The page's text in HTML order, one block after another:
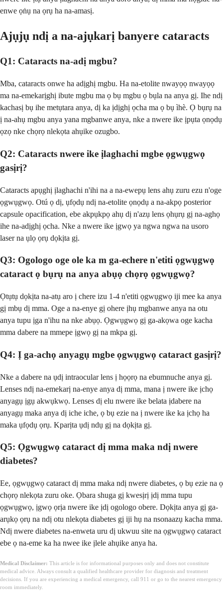
enwe ọṅụ na ọrụ ha na-amasị.
Ajụjụ ndị a na-ajụkarị banyere cataracts
Q1: Cataracts na-adị mgbu?
Mba, cataracts onwe ha adịghị mgbu. Ha na-etolite nwayọọ nwayọọ
ma na-emekarịghị ibute mgbu ma ọ bụ mgbu ọ bụla na anya gị. Ihe ndị
kachasị bụ ihe metụtara anya, dị ka ịdịghị ọcha ma ọ bụ ìhè. Ọ bụrụ na
ị na-ahụ mgbu anya yana mgbanwe anya, nke a nwere ike ịpụta ọnọdụ
ọzọ nke chọrọ nlekọta ahụike ozugbo.
Q2: Cataracts nwere ike ịlaghachi mgbe ọgwụgwọ
gasịrị?
Cataracts apụghị ịlaghachi n'ihi na a na-ewepụ lens ahụ zuru ezu n'oge
ọgwụgwọ. Otú ọ dị, ụfọdụ ndị na-etolite ọnọdụ a na-akpọ posterior
capsule opacification, ebe akpụkpọ ahụ dị n'azụ lens ọhụrụ gị na-aghọ
ihe na-adịghị ọcha. Nke a nwere ike ịgwọ ya ngwa ngwa na usoro
laser na ụlọ ọrụ dọkịta gị.
Q3: Ogologo oge ole ka m ga-echere n'etiti ọgwụgwọ
cataract ọ bụrụ na anya abụọ chọrọ ọgwụgwọ?
Ọtụtụ dọkịta na-atụ aro ị chere izu 1-4 n'etiti ọgwụgwọ iji mee ka anya
gị mbụ dị mma. Oge a na-enye gị ohere ịhụ mgbanwe anya na otu
anya tupu ịga n'ihu na nke abụọ. Ọgwụgwọ gị ga-akọwa oge kacha
mma dabere na mmepe ịgwọ gị na mkpa gị.
Q4: Ị ga-achọ anyagụ mgbe ọgwụgwọ cataract gasịrị?
Nke a dabere na ụdị intraocular lens ị họọrọ na ebumnuche anya gị.
Lenses ndị na-emekarị na-enye anya dị mma, mana ị nwere ike ịchọ
anyagụ ịgụ akwụkwọ. Lenses dị elu nwere ike belata ịdabere na
anyagụ maka anya dị iche iche, ọ bụ ezie na ị nwere ike ka ịchọ ha
maka ụfọdụ ọrụ. Kparịta ụdị ndụ gị na dọkịta gị.
Q5: Ọgwụgwọ cataract dị mma maka ndị nwere
diabetes?
Ee, ọgwụgwọ cataract dị mma maka ndị nwere diabetes, ọ bụ ezie na ọ
chọrọ nlekọta zuru oke. Ọbara shuga gị kwesịrị ịdị mma tupu
ọgwụgwọ, ịgwọ ọrịa nwere ike ịdị ogologo obere. Dọkịta anya gị ga-
arụkọ ọrụ na ndị otu nlekọta diabetes gị iji hụ na nsonaazụ kacha mma.
Ndị nwere diabetes na-enweta uru dị ukwuu site na ọgwụgwọ cataract
ebe ọ na-eme ka ha nwee ike ịlele ahụike anya ha.
Medical Disclaimer: This article is for informational purposes only and does not constitute
medical advice. Always consult a qualified healthcare provider for diagnosis and treatment
decisions. If you are experiencing a medical emergency, call 911 or go to the nearest emergency
room immediately.